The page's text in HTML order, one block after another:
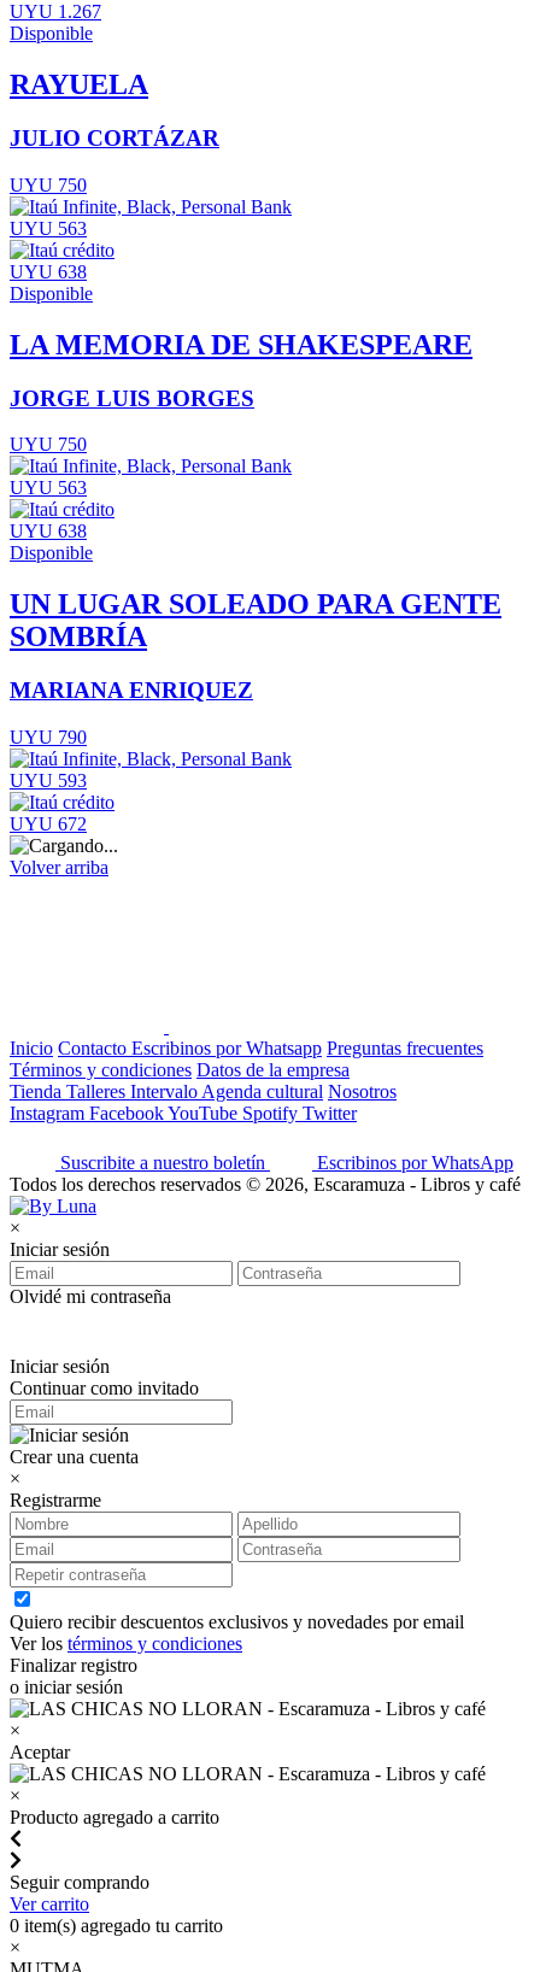
UYU 1.267
Disponible
RAYUELA
JULIO CORTÁZAR
UYU 750
UYU 563
UYU 638
Disponible
LA MEMORIA DE SHAKESPEARE
JORGE LUIS BORGES
UYU 750
UYU 563
UYU 638
Disponible
UN LUGAR SOLEADO PARA GENTE
SOMBRÍA
MARIANA ENRIQUEZ
UYU 790
UYU 593
UYU 672
Volver arriba
Inicio Contacto Escribinos por Whatsapp Preguntas frecuentes
Términos y condiciones Datos de la empresa
Tienda Talleres Intervalo Agenda cultural Nosotros
Instagram FacebookYouTube Spotify Twitter
Suscribite a nuestro boletín
Escribinos por WhatsApp
Todos los derechos reservados © 2026, Escaramuza - Libros y café
×
Iniciar sesión
Olvidé mi contraseña
Iniciar sesión
Continuar como invitado
Crear una cuenta
×
Registrarme
Quiero recibir descuentos exclusivos y novedades por email
Ver los términos y condiciones
Finalizar registro
o iniciar sesión
×
Aceptar
×
Producto agregado a carrito
Seguir comprando
Ver carrito
0 item(s) agregado tu carrito
×